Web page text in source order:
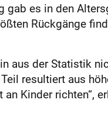
es in den
Rückgänge
aus der Statistik
resultiert aus
Kinder richten“,